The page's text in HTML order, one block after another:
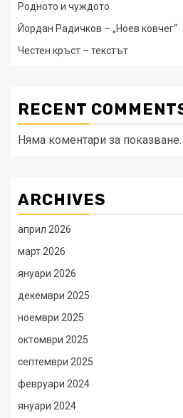
Родното и чуждото
Йордан Радичков – „Ноев ковчег“
Честен кръст – текстът
RECENT
Няма коментари за показване.
ARCHIVES
април 2026
март 2026
януари 2026
декември 2025
ноември 2025
октомври 2025
септември 2025
февруари 2024
януари 2024